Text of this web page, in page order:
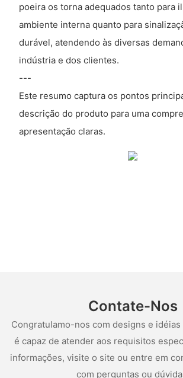
poeira os torna adequados tanto para
ambiente interna quanto para
durável, atendendo às diversas
indústria e dos clientes.
---
Este resumo captura os pontos
descrição do produto para uma
apresentação claras.
Contate-Nos
Congratulamo-nos com designs e
é capaz de atender aos requisitos
informações, visite o site ou entre em
com perguntas ou